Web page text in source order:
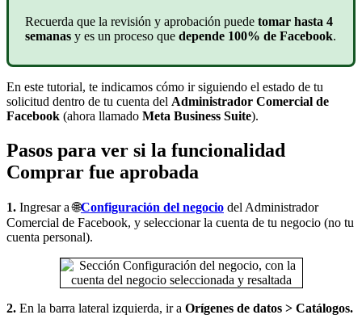
Recuerda que la revisión y aprobación puede tomar hasta 4
semanas y es un proceso que depende 100% de Facebook.
En este tutorial, te indicamos cómo ir siguiendo el estado de tu
solicitud dentro de tu cuenta del Administrador Comercial de
Facebook (ahora llamado Meta Business Suite).
Pasos para ver si la funcionalidad
Comprar fue aprobada
1. Ingresar a 🌐Configuración del negocio del Administrador
Comercial de Facebook, y seleccionar la cuenta de tu negocio (no tu
cuenta personal).
2. En la barra lateral izquierda, ir a Orígenes de datos > Catálogos.